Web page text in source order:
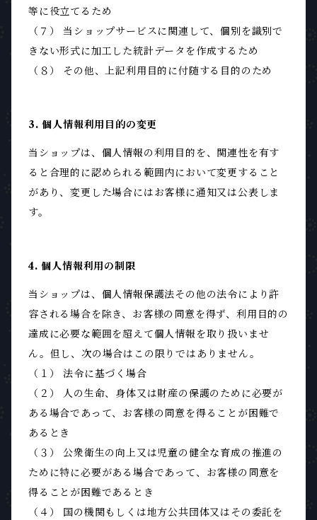
等に役立てるため
（７） 当ショップサービスに関連して、個別を識別で
きない形式に加工した統計データを作成するため
（８） その他、上記利用目的に付随する目的のため
3. 個人情報利用目的の変更
当ショップは、個人情報の利用目的を、関連性を有す
ると合理的に認められる範囲内において変更すること
があり、変更した場合にはお客様に通知又は公表しま
す。
4. 個人情報利用の制限
当ショップは、個人情報保護法その他の法令により許
容される場合を除き、お客様の同意を得ず、利用目的の
達成に必要な範囲を超えて個人情報を取り扱いませ
ん。但し、次の場合はこの限りではありません。
（１） 法令に基づく場合
（２） 人の生命、身体又は財産の保護のために必要が
ある場合であって、お客様の同意を得ることが困難で
あるとき
（３） 公衆衛生の向上又は児童の健全な育成の推進の
ために特に必要がある場合であって、お客様の同意を
得ることが困難であるとき
（４） 国の機関もしくは地方公共団体又はその委託を